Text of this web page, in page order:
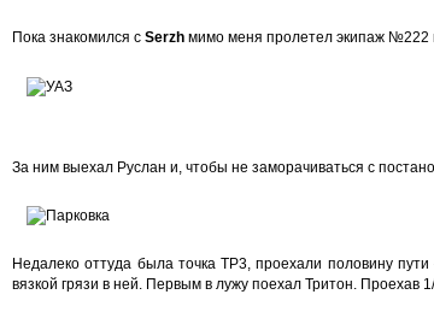
Пока знакомился с Serzh мимо меня пролетел экипаж
За ним выехал Руслан и, чтобы не заморачиваться с
Недалеко оттуда была точка ТР3, проехали половину
вязкой грязи в ней. Первым в лужу поехал Тритон. Проехав